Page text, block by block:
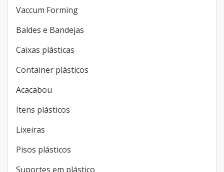
Vaccum Forming
Baldes e Bandejas
Caixas plásticas
Container plásticos
Acacabou
Itens plásticos
Lixeiras
Pisos plásticos
Suportes em plástico